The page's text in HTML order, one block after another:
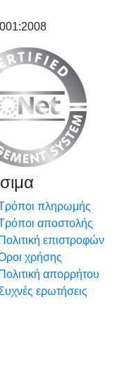
πληρωμής
αποστολής
Πολιτική επιστροφών
χρήσης
Πολιτική απορρήτου
ερωτήσεις